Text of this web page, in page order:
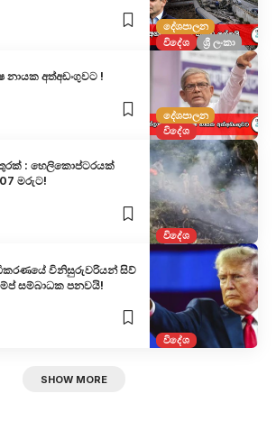
දේශපාලන
විදේශ
ශ්‍රී ලංකා
දේශපාලන
විදේශ
නායක අත්අඩංගුවට !
විදේශ
: හෙලිකොප්ටරයක්
මරුට!
විදේශ
විනිසුරුවරියන් සිව්
සම්බාධක පනවයි!
SHOW MORE